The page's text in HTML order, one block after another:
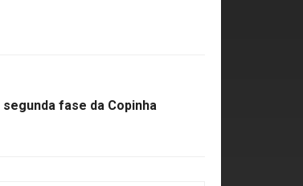
fase da Copinha